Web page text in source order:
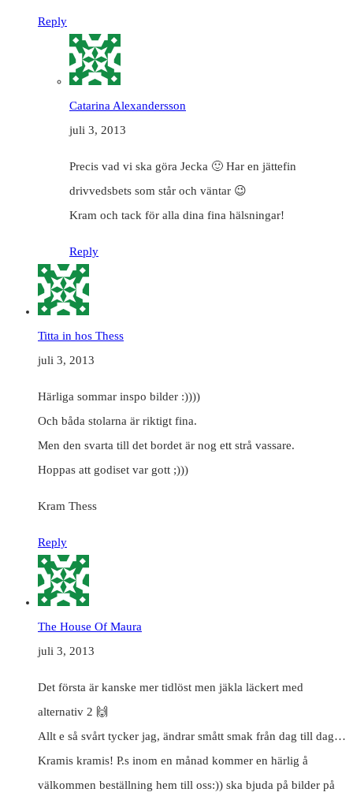
Reply
Catarina Alexandersson
juli 3, 2013
Precis vad vi ska göra Jecka 🙂 Har en jättefin
drivvedsbets som står och väntar 😉
Kram och tack för alla dina fina hälsningar!
Reply
Titta in hos Thess
juli 3, 2013
Härliga sommar inspo bilder :))))
Och båda stolarna är riktigt fina.
Men den svarta till det bordet är nog ett strå vassare.
Hoppas att godiset var gott ;)))
Kram Thess
Reply
The House Of Maura
juli 3, 2013
Det första är kanske mer tidlöst men jäkla läckert med
alternativ 2 🙌
Allt e så svårt tycker jag, ändrar smått smak från dag till dag…
Kramis kramis! P.s inom en månad kommer en härlig å
välkommen beställning hem till oss:)) ska bjuda på bilder på